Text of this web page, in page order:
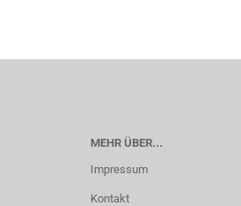
MEHR ÜBER...
Impressum
Kontakt